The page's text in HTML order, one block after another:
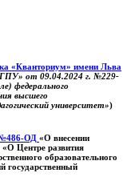
«Кванториум» имени Льва
от 09.04.2024 г. №229-
федерального
высшего
университет»)
ОД «О внесении
Центре развития
образовательного
государственный